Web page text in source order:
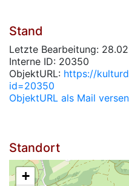
Stand
Letzte Bearbeitung:
Interne ID: 20350
ObjektURL: https://
id=20350
ObjektURL als Mail
Standort
+